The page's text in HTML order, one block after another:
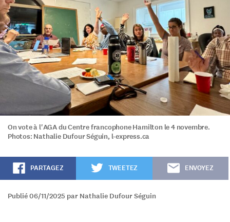
On vote à l'AGA du Centre francophone Hamilton le 4 novembre.
Photos: Nathalie Dufour Séguin, l-express.ca
PARTAGEZ TWEETEZ ENVOYEZ
Publié 06/11/2025 par Nathalie Dufour Séguin